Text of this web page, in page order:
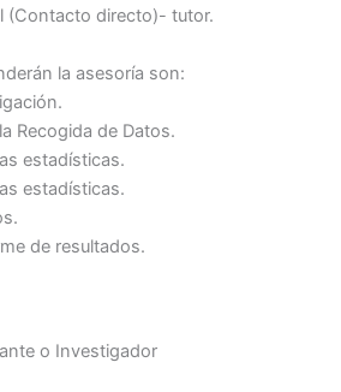
(Contacto directo)- tutor.
la asesoría son:
Recogida de Datos.
estadísticas.
estadísticas.
de resultados.
o Investigador